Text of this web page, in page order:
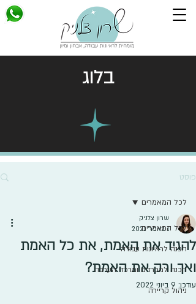
בלוג
פוסט
לכל המאמרים
הכנה לראיונות עבודה
הכנה למכרזים ומרכזי הערכה
ניהול קריירה
לכל המאמרים
להגיד את האמת, את כל האמת
ואך ורק את האמת?
שרון צלניק
1 באפר׳ 2021
עודכן: 9 ביוני 2022